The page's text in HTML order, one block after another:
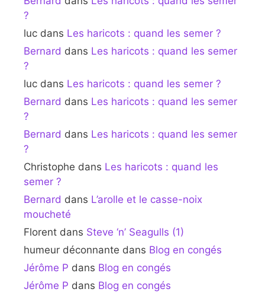
?
luc dans Les haricots : quand les semer ?
Bernard dans Les haricots : quand les semer
?
luc dans Les haricots : quand les semer ?
Bernard dans Les haricots : quand les semer
?
Bernard dans Les haricots : quand les semer
?
Christophe dans Les haricots : quand les
semer ?
Bernard dans L’arolle et le casse-noix
moucheté
Florent dans Steve ‘n’ Seagulls (1)
humeur déconnante dans Blog en congés
Jérôme P dans Blog en congés
Jérôme P dans Blog en congés